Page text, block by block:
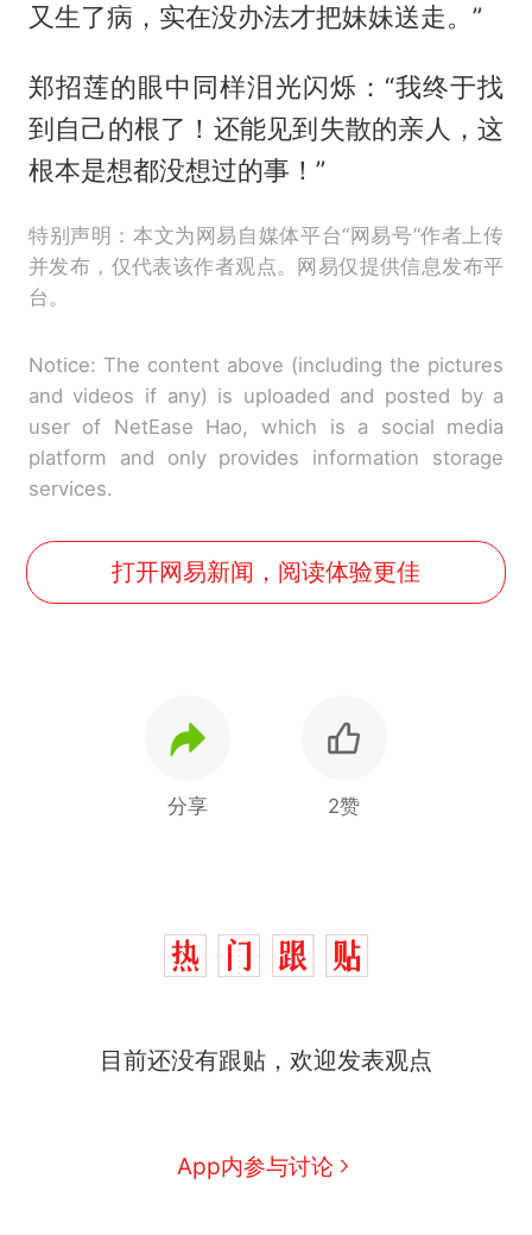
又生了病，实在没办法才把妹妹送走。”
郑招莲的眼中同样泪光闪烁：“我终于找
到自己的根了！还能见到失散的亲人，这
根本是想都没想过的事！”
特别声明：本文为网易自媒体平台“网易号”作者上传
并发布，仅代表该作者观点。网易仅提供信息发布平
台。
Notice: The content above (including the pictures
and videos if any) is uploaded and posted by a
user of NetEase Hao, which is a social media
platform and only provides information storage
services.
打开网易新闻，阅读体验更佳
分享 2赞
目前还没有跟贴，欢迎发表观点
App内参与讨论
新 搬家报价570元，搬到楼下
交5060元才肯搬上楼！女子傻